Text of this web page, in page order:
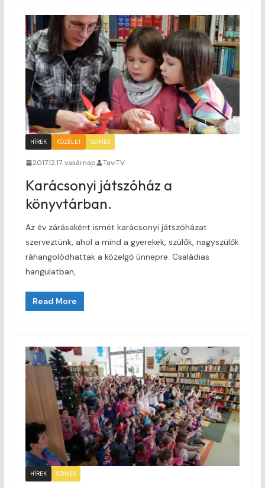
HÍREK KÖZÉLET SZINES
2017.12.17. vasárnap TaviTV
Karácsonyi játszóház a
könyvtárban.
Az év zárásaként ismét karácsonyi játszóházat
szerveztünk, ahol a mind a gyerekek, szülők, nagyszülők
ráhangolódhattak a közelgő ünnepre. Családias
hangulatban,
Read More
HÍREK SZINES